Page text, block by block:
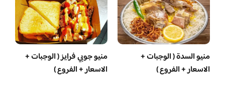
منيو السدة ( الوجبات +
الاسعار + الفروع )
منيو جوبي فرايز ( الوجبات +
الاسعار + الفروع )